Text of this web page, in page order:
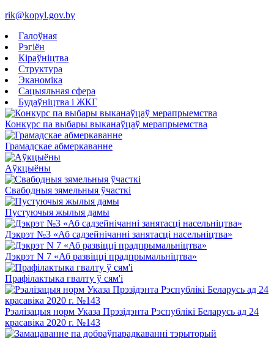
rik@kopyl.gov.by
Галоўная
Рэгіён
Кіраўніцтва
Структура
Эканоміка
Сацыяльная сфера
Будаўніцтва і ЖКГ
Конкурс па выбары выканаўцаў мерапрыемства
Грамадскае абмеркаванне
Аўкцыёны
Свабодныя зямельныя ўчасткі
Пустуючыя жылыя дамы
Дэкрэт №3 «Аб садзейнічанні занятасці насельніцтва»
Дэкрэт N 7 «Аб развіцці прадпрымальніцтва»
Прафілактыка гвалту ў сям'і
Рэалізацыя норм Указа Прэзідэнта Рэспублікі Беларусь ад 24
красавіка 2020 г. №143